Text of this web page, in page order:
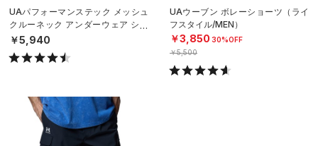
UAパフォーマンステック メッシュ
クルーネック アンダーウェア シャ
ツ （2枚セット）（ライフスタイル/
MEN
￥5,940
UAウーブン ボレーショーツ（ライ
フスタイル/MEN）
￥3,850 30%OFF
￥5,500